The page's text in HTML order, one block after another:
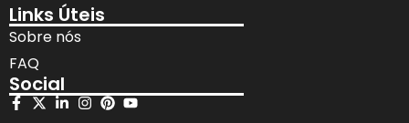
Links Úteis
Sobre nós
FAQ
Social